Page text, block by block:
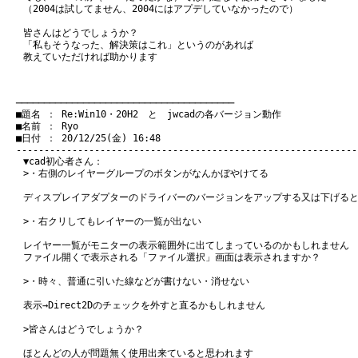
（2004は試してません、2004にはアプデしていなかったので）
皆さんはどうでしょうか？
「私もそうなった、解決策はこれ」というのがあれば
教えていただければ助かります
───────────────────────────────────────
■題名 ： Re:Win10・20H2　と　jwcadの各バージョン動作
■名前 ： Ryo
■日付 ： 20/12/25(金) 16:48
▼cad初心者さん：
>・右側のレイヤーグループのボタンがなんかぼやけてる
ディスプレイアダプターのドライバーのバージョンをアップする又は下げる
>・右クリしてもレイヤーの一覧が出ない
レイヤー一覧がモニターの表示範囲外に出てしまっているのかもしれません
ファイル開くで表示される「ファイル選択」画面は表示されますか？
>・時々、普通に引いた線などが書けない・消せない
表示→Direct2Dのチェックを外すと直るかもしれません
>皆さんはどうでしょうか？
ほとんどの人が問題無く使用出来ていると思われます